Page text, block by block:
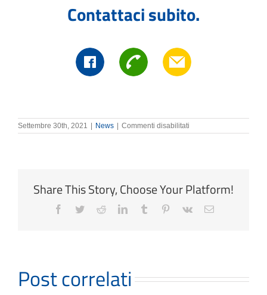
Contattaci subito.
Settembre 30th, 2021 | News | Commenti disabilitati
Valore
Unico
Share This Story, Choose Your Platform!
Facebook
TwitterRedditLinkedInTumblr Pinterest
Vk Email
Post correlati